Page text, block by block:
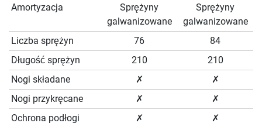
Amortyzacja
Sprężyny
galwanizowane
Sprężyny
galwanizowane
Liczba sprężyn
76
84
Długość sprężyn
210
210
Nogi składane
✗
✗
Nogi przykręcane
✗
✗
Ochrona podłogi
✗ ✗